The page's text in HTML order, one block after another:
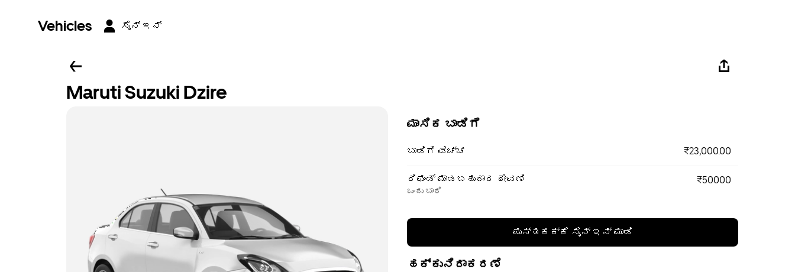
Vehicles ಸೈನ್ ಇನ್
Maruti Suzuki Dzire
ಮಾಸಿಕ ಬಾಡಿಗೆ
ಬಾಡಿಗೆ ವೆಚ್ಚ ₹23,000.00
ರಿಫಂಡ್ ಮಾಡಬಹುದಾದ ಠೇವಣಿ
ಒಂದು ಬಾರಿ
₹50000
ಪುಸ್ತಕಕ್ಕೆ ಸೈನ್ ಇನ್ ಮಾಡಿ
ಹಕ್ಕುನಿರಾಕರಣೆ